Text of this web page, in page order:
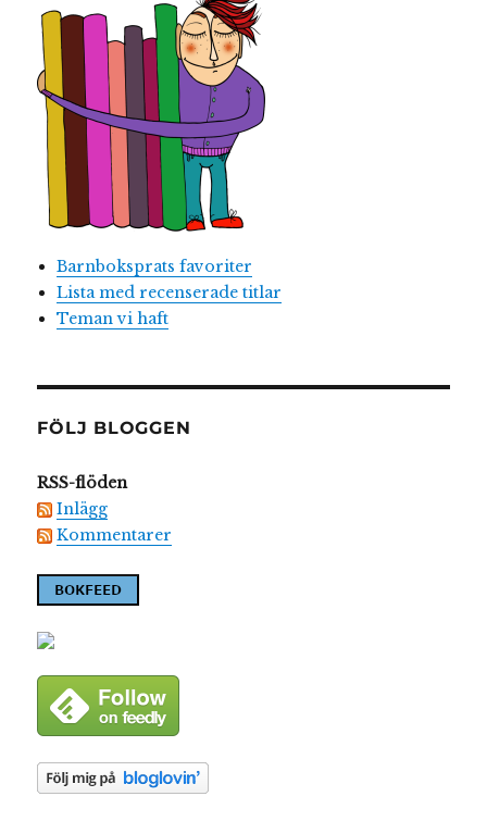
Barnboksprats favoriter
Lista med recenserade titlar
Teman vi haft
FÖLJ BLOGGEN
RSS-flöden
Inlägg
Kommentarer